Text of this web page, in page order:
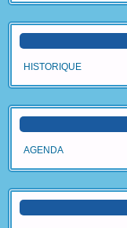
HISTORIQUE
AGENDA